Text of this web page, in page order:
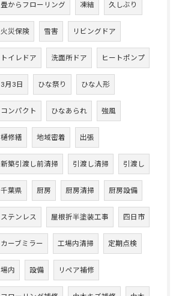
畳からフローリング 凍結 久しぶり
火災保険 雪害 リビングドア
トイレドア 洗面所ドア ヒートポンプ
3月3日 ひな祭り ひな人形
コンパクト ひなあられ 強風
樋修繕 地域密着 出張
新築引渡し前清掃 引渡し清掃 引渡し
千葉県 厨房 厨房清掃 厨房設備
ステンレス 屋根折半塗装工事 四日市
カーブミラー 工場内清掃 定期点検
場内 設備 リペア補修